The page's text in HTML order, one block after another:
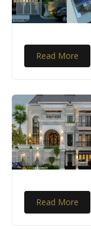
Read More
Read More